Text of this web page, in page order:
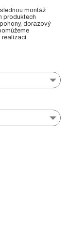
montáž
produktech
dorazový
realizací.